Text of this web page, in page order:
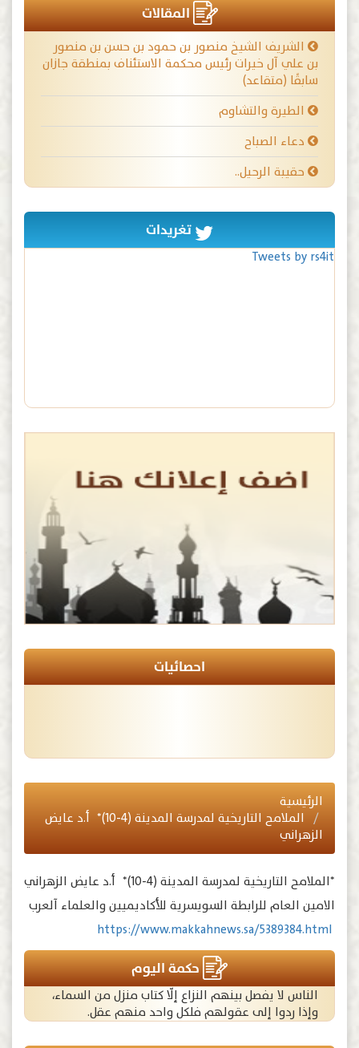
المقالات
الشريف الشيخ منصور بن حمود بن حسن بن منصور
بن علي آل خيرات رئيس محكمة الاستئناف بمنطقة جازان
سابقًا (متقاعد)
الطيرة والتشاوم
دعاء الصباح
حقيبة الرحيل..
تغريدات
Tweets by rs4it
احصائيات
الرئيسية
الملامح التاريخية لمدرسة المدينة (4-10)* أ.د عايض
الزهراني
*الملامح التاريخية لمدرسة المدينة (4-10)* أ.د عايض الزهراني
الامين العام للرابطة السويسرية للأكاديميين والعلماء آلعرب
https://www.makkahnews.sa/5389384.html
حكمة اليوم
الناس لا يفصل بينهم النزاع إلّا كتاب منزل من السماء،
وإذا ردوا إلى عقولهم فلكل واحد منهم عقل.